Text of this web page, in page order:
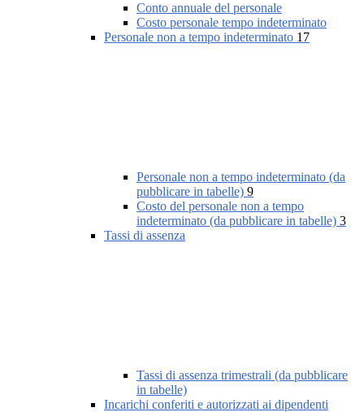
Conto annuale del personale
Costo personale tempo indeterminato
Personale non a tempo indeterminato 17
Personale non a tempo indeterminato (da
pubblicare in tabelle) 9
Costo del personale non a tempo
indeterminato (da pubblicare in tabelle) 3
Tassi di assenza
Tassi di assenza trimestrali (da pubblicare
in tabelle)
Incarichi conferiti e autorizzati ai dipendenti